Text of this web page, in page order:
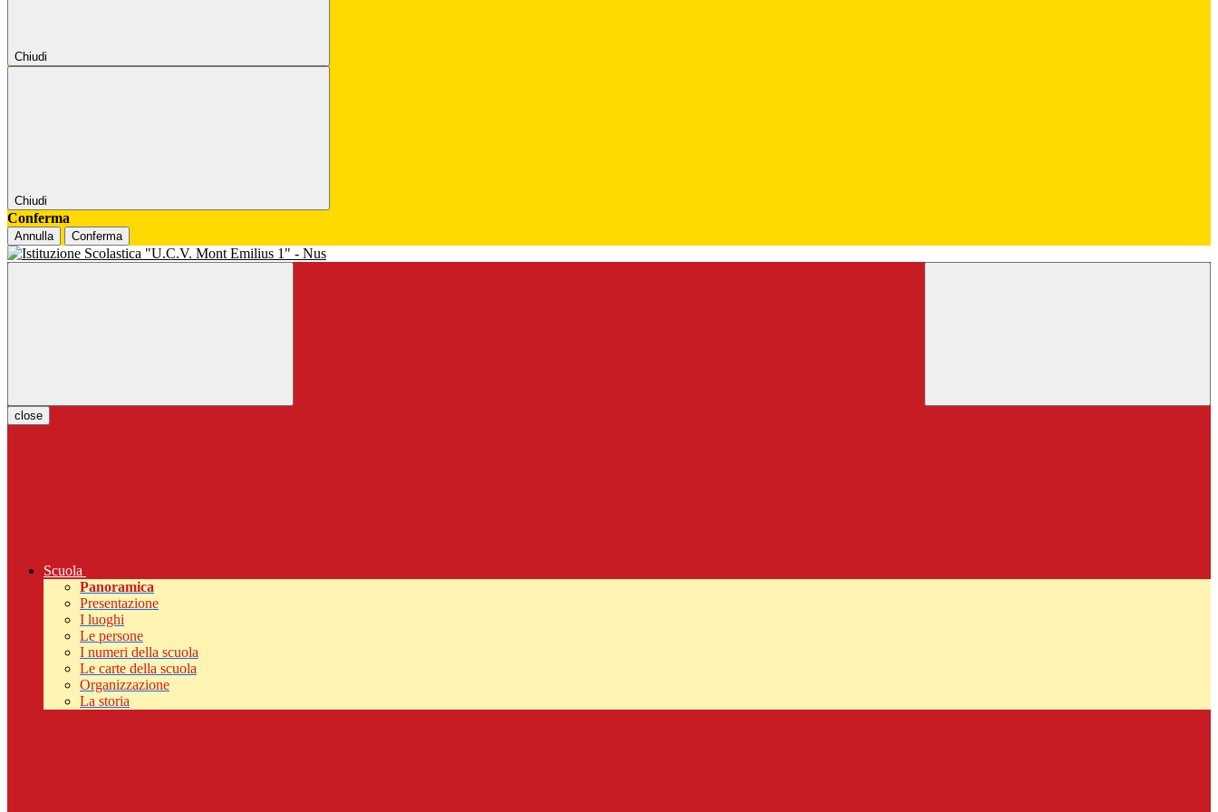
Chiudi
Chiudi
Conferma
Annulla Conferma
close
Scuola
Panoramica
Presentazione
I luoghi
Le persone
I numeri della scuola
Le carte della scuola
Organizzazione
La storia